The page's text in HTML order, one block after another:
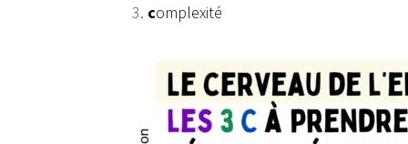
complexité